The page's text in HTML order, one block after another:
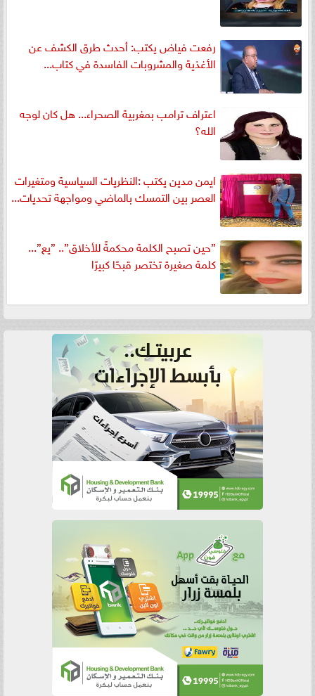
رفعت فياض يكتب: أحدث طرق الكشف عن
الأغذية والمشروبات الفاسدة في كتاب...
اعتراف ترامب بمغربية الصحراء... هل كان لوجه
الله؟
ايمن مدين يكتب :النظريات السياسية ومتغيرات
العصر بين التمسك بالماضي ومواجهة تحديات...
”حين تصبح الكلمة محكمةً للأخلاق”.. ”يع”...
كلمة صغيرة تختصر قبحًا كبيرًا